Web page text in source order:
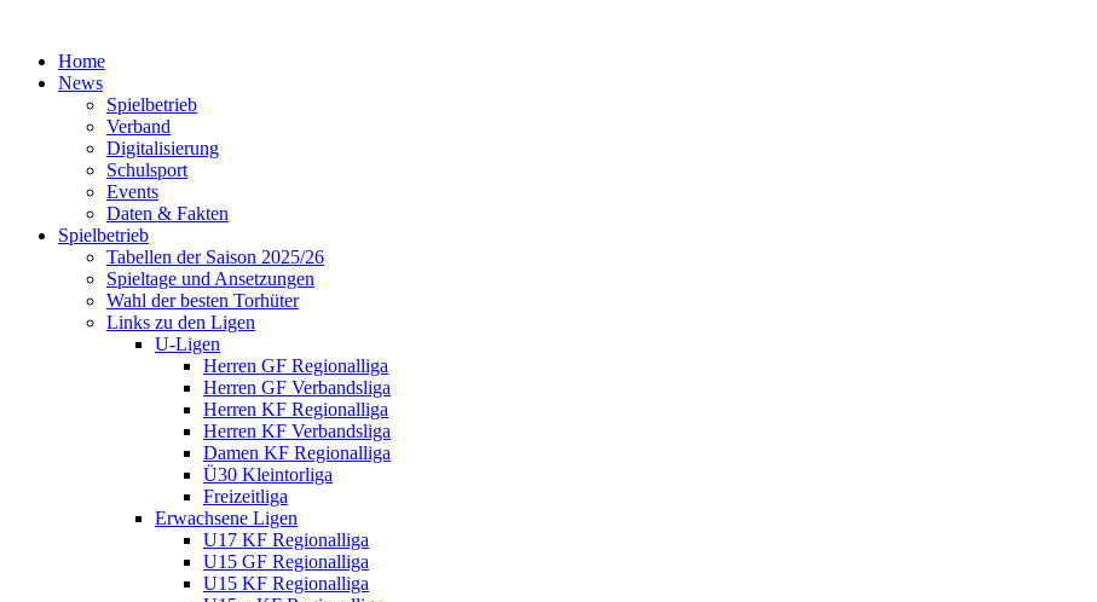
Home
News
Spielbetrieb
Verband
Digitalisierung
Schulsport
Events
Daten & Fakten
Spielbetrieb
Tabellen der Saison 2025/26
Spieltage und Ansetzungen
Wahl der besten Torhüter
Links zu den Ligen
U-Ligen
Herren GF Regionalliga
Herren GF Verbandsliga
Herren KF Regionalliga
Herren KF Verbandsliga
Damen KF Regionalliga
Ü30 Kleintorliga
Freizeitliga
Erwachsene Ligen
U17 KF Regionalliga
U15 GF Regionalliga
U15 KF Regionalliga